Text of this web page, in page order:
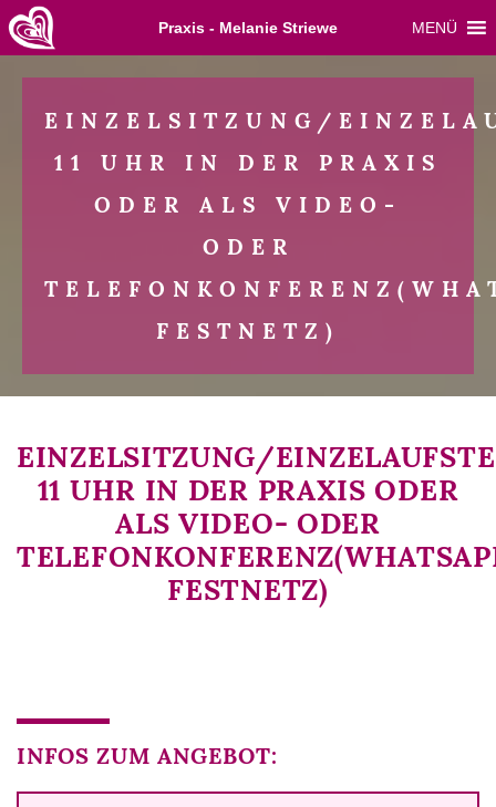
Skip
to
Praxis - Melanie Striewe MENÜ
EINZELSITZUNG/
11 UHR IN DER PRAXIS
ODER ALS VIDEO-
ODER
FESTNETZ)
EINZELSITZUNG/
11 UHR IN DER PRAXIS ODER
ALS VIDEO- ODER
FESTNETZ)
INFOS ZUM ANGEBOT: